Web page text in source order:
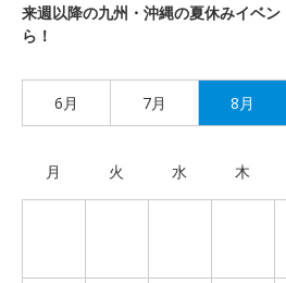
来週以降の九州・沖縄の夏休みイベ
ら！
6月 7月 8月
月 火 水 木